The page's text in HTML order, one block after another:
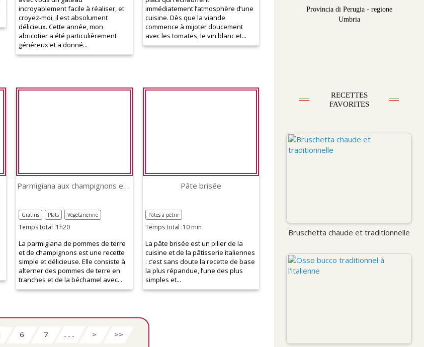
incroyablement facile à réaliser, et
croyez-moi, il est absolument
délicieux. Cette année, mon
abricotier a été particulièrement
généreux et a donné...
immédiatement l’atmosphère d’une
cuisine. Dès que la viande
commence à mijoter doucement
avec les tomates, le vin blanc et...
Parmigiana aux champignons et pommes de terre
Temps total :1h20
Gratins Plats Végétarienne
La parmigiana de pommes de terre
et de champignons est une recette
simple et délicieuse. Elle consiste à
alterner des pommes de terre en
tranches et de la béchamel avec...
Pâte brisée
Temps total :10 min
Pâtes à pétrir
La pâte brisée est un pilier de la
cuisine et de la pâtisserie italiennes
: c’est sans doute la recette de base
la plus répandue, l’une des plus
simples et...
6 7 . . . > >>
Provincia di Perugia - regione
Umbria
RECETTES
FAVORITES
Bruschetta chaude et traditionnelle